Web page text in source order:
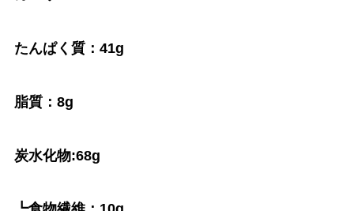
たんぱく質：41g
脂質：8g
炭水化物:68g